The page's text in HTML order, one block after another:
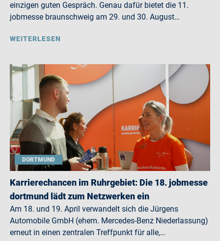
einzigen guten Gespräch. Genau dafür bietet die 11.
jobmesse braunschweig am 29. und 30. August…
WEITERLESEN
DORTMUND
Karrierechancen im Ruhrgebiet: Die 18. jobmesse
dortmund lädt zum Netzwerken ein
Am 18. und 19. April verwandelt sich die Jürgens
Automobile GmbH (ehem. Mercedes-Benz Niederlassung)
erneut in einen zentralen Treffpunkt für alle,…